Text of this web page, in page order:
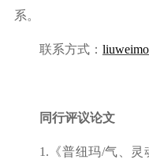
系。
联系方式：
同行评议论文
1. 《普纽玛/气、